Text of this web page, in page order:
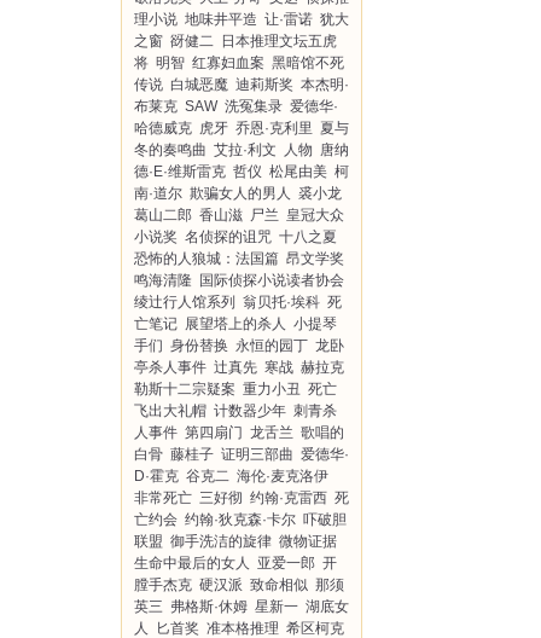
理小说 地味井平造 让·雷诺 犹大
之窗 谺健二 日本推理文坛五虎
将 明智 红寡妇血案 黑暗馆不死
传说 白城恶魔 迪莉斯奖 本杰明·
布莱克 SAW 洗冤集录 爱德华·
哈德威克 虎牙 乔恩·克利里 夏与
冬的奏鸣曲 艾拉·利文 人物 唐纳
德·E·维斯雷克 哲仪 松尾由美 柯
南·道尔 欺骗女人的男人 裘小龙
葛山二郎 香山滋 尸兰 皇冠大众
小说奖 名侦探的诅咒 十八之夏
恐怖的人狼城：法国篇 昂文学奖
鸣海清隆
国际侦探小说读者协会
绫辻行人馆系列
翁贝托·埃科 死
亡笔记 展望塔上的杀人 小提琴
手们 身份替换 永恒的园丁 龙卧
亭杀人事件 辻真先 寒战 赫拉克
勒斯十二宗疑案 重力小丑 死亡
飞出大礼帽 计数器少年 刺青杀
人事件 第四扇门 龙舌兰 歌唱的
白骨 藤桂子 证明三部曲 爱德华·
D·霍克 谷克二 海伦·麦克洛伊
非常死亡 三好彻 约翰·克雷西 死
亡约会 约翰·狄克森·卡尔 吓破胆
联盟 御手洗洁的旋律 微物证据
生命中最后的女人
亚爱一郎 开
膛手杰克 硬汉派 致命相似 那须
英三 弗格斯·休姆 星新一 湖底女
人
匕首奖 准本格推理 希区柯克